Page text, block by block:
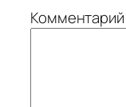
Комментарий